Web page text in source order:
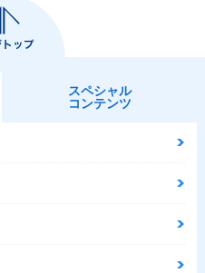
スペシャル
コンテンツ